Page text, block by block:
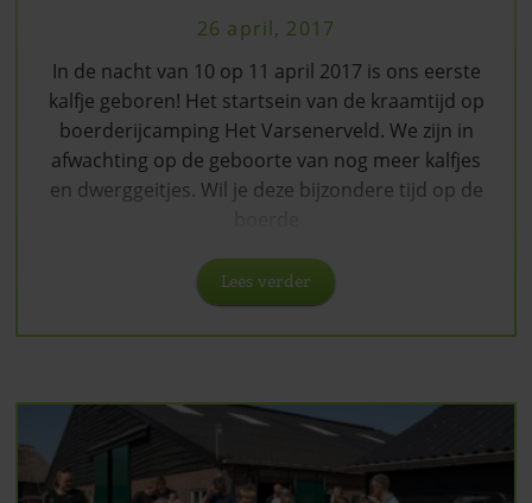
26 april, 2017
In de nacht van 10 op 11 april 2017 is ons eerste
kalfje geboren! Het startsein van de kraamtijd op
boerderijcamping Het Varsenerveld. We zijn in
afwachting op de geboorte van nog meer kalfjes
en dwerggeitjes. Wil je deze bijzondere tijd op de
Lees verder